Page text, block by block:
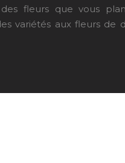
fleurs que vous
variétés aux fleurs de